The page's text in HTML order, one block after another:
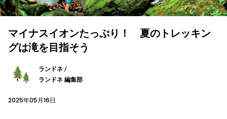
マイナスイオンたっぷり！ 夏のトレッキン
グは滝を目指そう
ランドネ /
ランドネ 編集部
2025年05月16日